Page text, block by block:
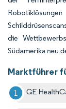
die
Südamerika neu
Marktführer
GE